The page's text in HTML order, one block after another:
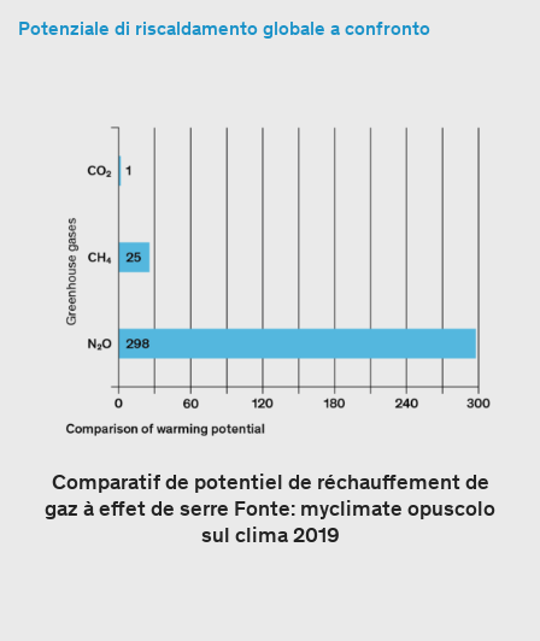
Potenziale di riscaldamento globale a confronto
Comparatif de potentiel de réchauffement de
gaz à effet de serre Fonte: myclimate opuscolo
sul clima 2019